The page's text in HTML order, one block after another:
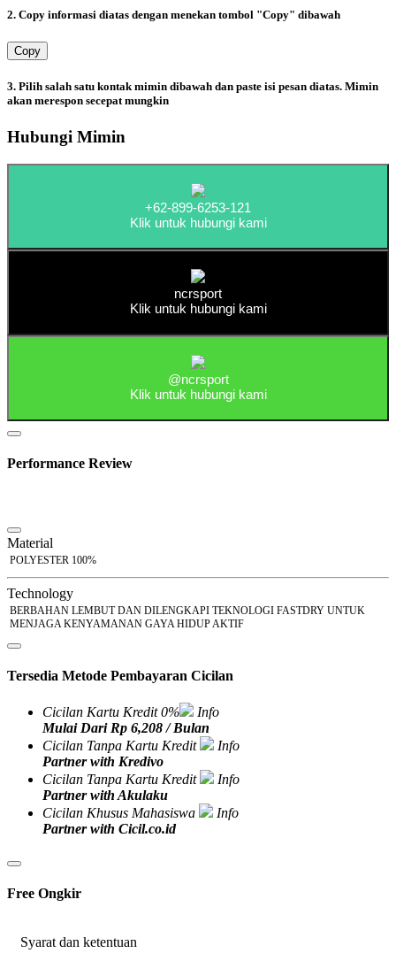
2. Copy informasi diatas dengan menekan tombol "Copy" dibawah
Copy
3. Pilih salah satu kontak mimin dibawah dan paste isi pesan diatas. Mimin
akan merespon secepat mungkin
Hubungi Mimin
+62-899-6253-121
Klik untuk hubungi kami
ncrsport
Klik untuk hubungi kami
@ncrsport
Klik untuk hubungi kami
Performance Review
Material
POLYESTER 100%
Technology
BERBAHAN LEMBUT DAN DILENGKAPI TEKNOLOGI FASTDRY UNTUK
MENJAGA KENYAMANAN GAYA HIDUP AKTIF
Tersedia Metode Pembayaran Cicilan
Cicilan Kartu Kredit 0%
Info
Mulai Dari Rp 6,208 / Bulan
Cicilan Tanpa Kartu Kredit
Info
Partner with Kredivo
Cicilan Tanpa Kartu Kredit
Info
Partner with Akulaku
Cicilan Khusus Mahasiswa
Info
Partner with Cicil.co.id
Free Ongkir
Syarat dan ketentuan